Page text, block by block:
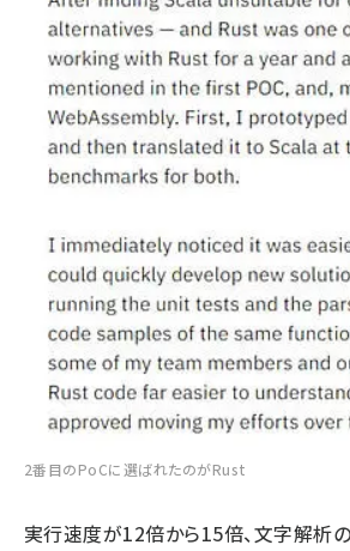
2番目のPoCに選ばれたのがRust
実行速度が12倍から15倍、文字解析